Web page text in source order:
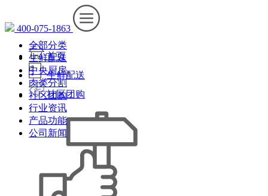
400-075-1863
首页
生鲜配送
社区团购
全部分类
生鲜配送
中央厨房
肉类分割
社区团购
行业资讯
产品功能
公司新闻